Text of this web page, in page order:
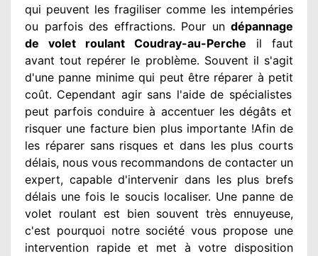
qui peuvent les fragiliser comme les intempéries
ou parfois des effractions. Pour un dépannage
de volet roulant Coudray-au-Perche il faut
avant tout repérer le problème. Souvent il s'agit
d'une panne minime qui peut être réparer à petit
coût. Cependant agirsans l'aide de spécialistes
peut parfois conduire à accentuerles dégâtset
risquer une facture bien plus importante !Afin de
les réparersans risques et dans les plus courts
délais, nous vous recommandons de contacterun
expert, capable d'intervenir dans les plus brefs
délais une fois le soucislocaliser. Une panne de
volet roulant est bien souvent très ennuyeuse,
c'est pourquoi notre société vous propose une
intervention rapide et met à votre disposition